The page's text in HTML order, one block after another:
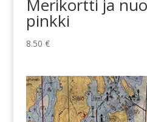
Merikortti ja
pinkki
8.50 €